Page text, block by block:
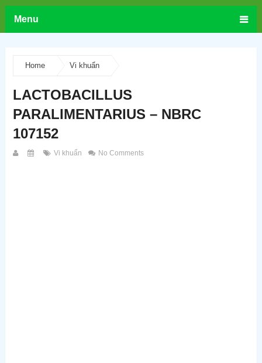
Menu
Home Vi khuẩn
LACTOBACILLUS
PARALIMENTARIUS – NBRC
107152
Vi khuẩn No Comments